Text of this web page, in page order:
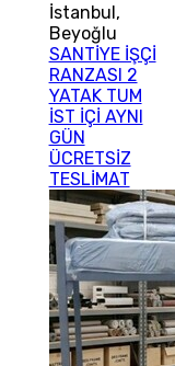
İstanbul,
Beyoğlu
SANTİYE İŞÇİ
RANZASI 2
YATAK TUM
İST İÇİ AYNI
GÜN
ÜCRETSİZ
TESLİMAT